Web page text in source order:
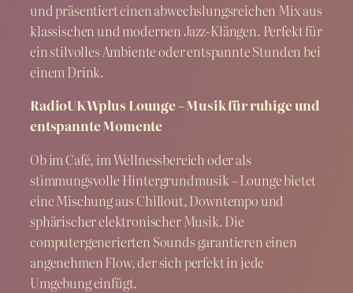
und präsentiert einen abwechslungsreichen Mix aus
klassischen und modernen Jazz-Klängen. Perfekt für
ein stilvolles Ambiente oder entspannte Stunden bei
einem Drink.
RadioUKWplus Lounge – Musik für ruhige und
entspannte Momente
Ob im Café, im Wellnessbereich oder als
stimmungsvolle Hintergrundmusik – Lounge bietet
eine Mischung aus Chillout, Downtempo und
sphärischer elektronischer Musik. Die
computergenerierten Sounds garantieren einen
angenehmen Flow, der sich perfekt in jede
Umgebung einfügt.